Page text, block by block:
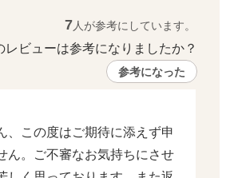
7人が参考にしています。
レビューは参考になりましたか？
参考になった
、この度はご期待に添えず申
ん。ご不審なお気持ちにさせ